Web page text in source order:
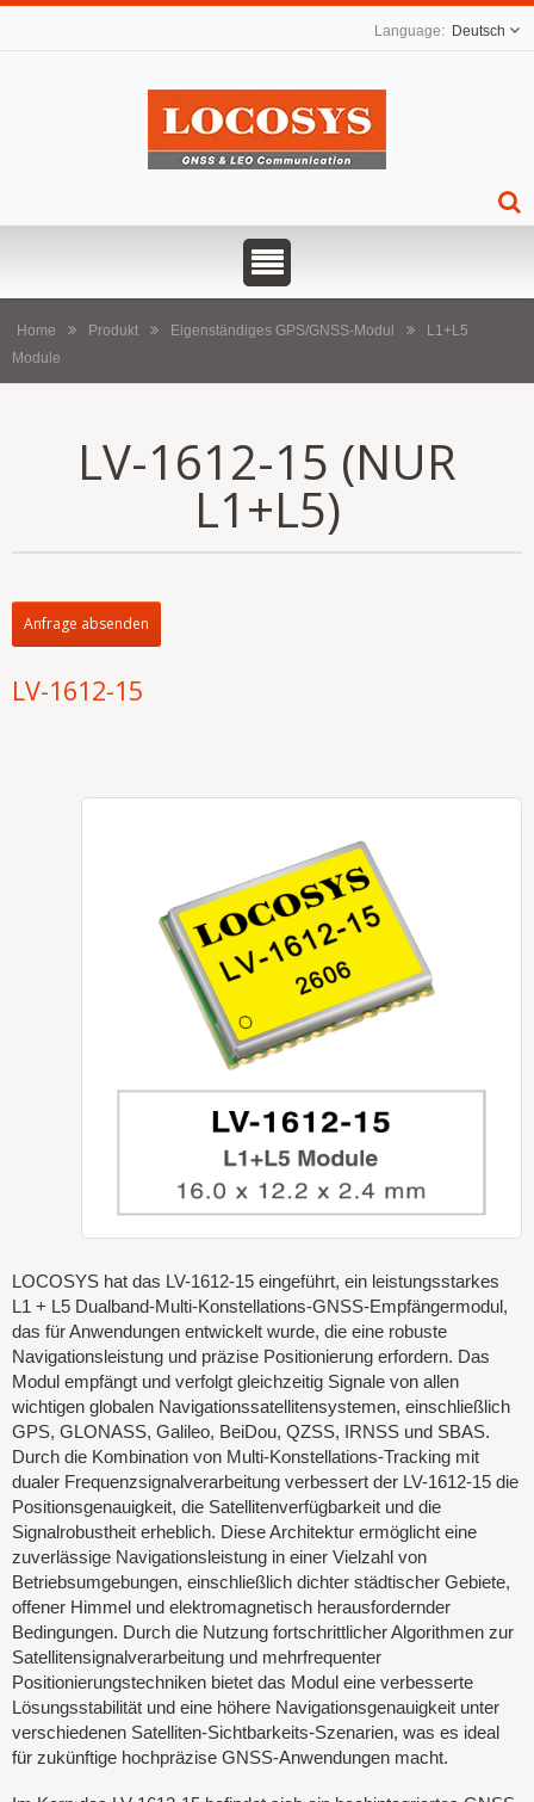
Deutsch
Home Produkt Eigenständiges GPS/GNSS-Modul
L1+L5
Module
LV-1612-15 (NUR
L1+L5)
Anfrage absenden
LV-1612-15
LOCOSYS hat das LV-1612-15 eingeführt, ein leistungsstarkes
L1 + L5 Dualband-Multi-Konstellations-GNSS-Empfängermodul,
das für Anwendungen entwickelt wurde, die eine robuste
Navigationsleistung und präzise Positionierung erfordern. Das
Modul empfängt und verfolgt gleichzeitig Signale von allen
wichtigen globalen Navigationssatellitensystemen, einschließlich
GPS, GLONASS, Galileo, BeiDou, QZSS, IRNSS und SBAS.
Durch die Kombination von Multi-Konstellations-Tracking mit
dualer Frequenzsignalverarbeitung verbessert der LV-1612-15 die
Positionsgenauigkeit, die Satellitenverfügbarkeit und die
Signalrobustheit erheblich. Diese Architektur ermöglicht eine
zuverlässige Navigationsleistung in einer Vielzahl von
Betriebsumgebungen, einschließlich dichter städtischer Gebiete,
offener Himmel und elektromagnetisch herausfordernder
Bedingungen. Durch die Nutzung fortschrittlicher Algorithmen zur
Satellitensignalverarbeitung und mehrfrequenter
Positionierungstechniken bietet das Modul eine verbesserte
Lösungsstabilität und eine höhere Navigationsgenauigkeit unter
verschiedenen Satelliten-Sichtbarkeits-Szenarien, was es ideal
für zukünftige hochpräzise GNSS-Anwendungen macht.